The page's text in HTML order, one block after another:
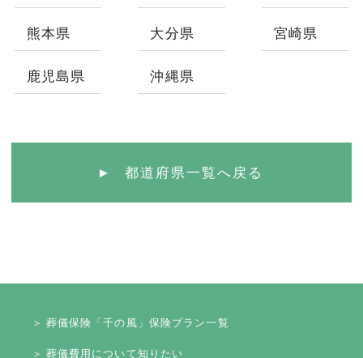
熊本県 大分県 宮崎県
鹿児島県 沖縄県
都道府県一覧へ戻る
＞ 葬儀保険「千の風」保険プラン一覧
＞ 葬儀費用について知りたい